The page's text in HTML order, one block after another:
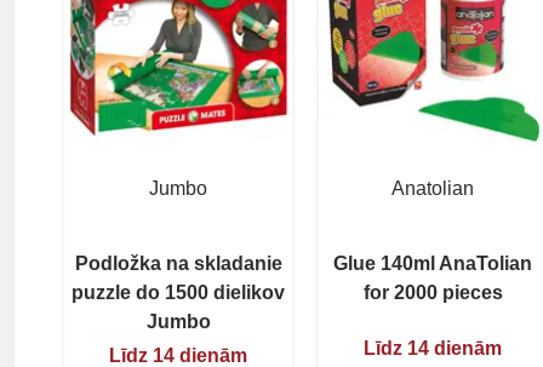
Jumbo
Podložka na skladanie
puzzle do 1500 dielikov
Jumbo
Līdz 14 dienām
Anatolian
Glue 140ml AnaTolian
for 2000 pieces
Līdz 14 dienām